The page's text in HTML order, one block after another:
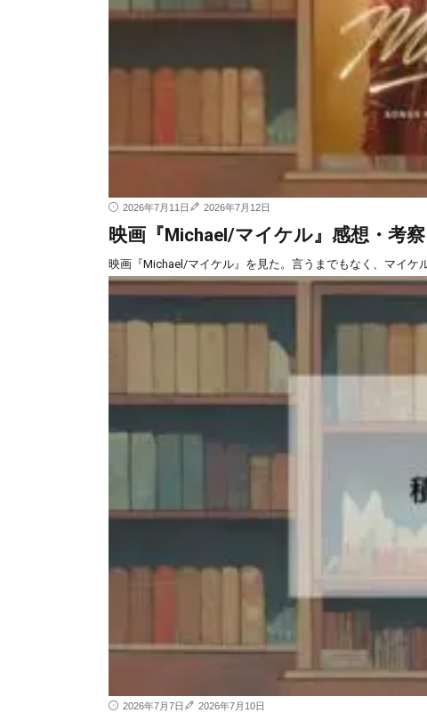
2026年7月11日 2026年7月12日
映画『Michael/マイケル』感想・考
映画『Michael/マイケル』を見た。言うまでもなく、マイケ
2026年7月7日 2026年7月10日